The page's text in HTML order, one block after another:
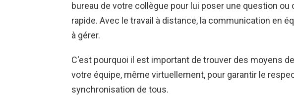
bureau de votre collègue pour lui poser une question ou
rapide. Avec le travail à distance, la communication en
à gérer.
C'est pourquoi il est important de trouver des moyens
votre équipe, même virtuellement, pour garantir le
synchronisation de tous.